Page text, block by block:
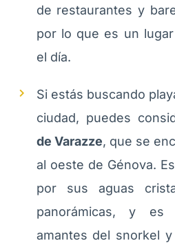
de restaurantes y
por lo que es un
el día.
Si estás buscando
ciudad, puedes
de Varazze, que se
al oeste de Génova.
por sus aguas
panorámicas, y
amantes del snorkel